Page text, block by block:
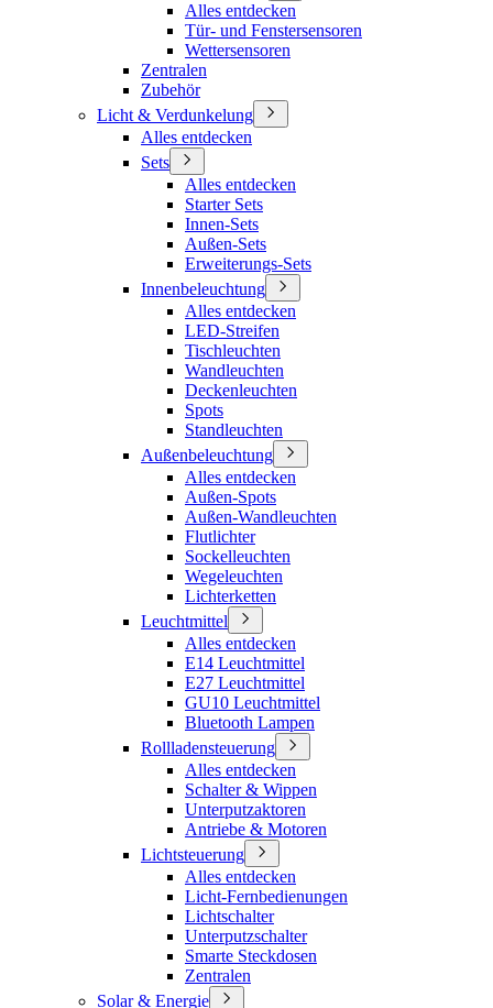
Alles entdecken
Tür- und Fenstersensoren
Wettersensoren
Zentralen
Zubehör
Licht & Verdunkelung
Alles entdecken
Sets
Alles entdecken
Starter Sets
Innen-Sets
Außen-Sets
Erweiterungs-Sets
Innenbeleuchtung
Alles entdecken
LED-Streifen
Tischleuchten
Wandleuchten
Deckenleuchten
Spots
Standleuchten
Außenbeleuchtung
Alles entdecken
Außen-Spots
Außen-Wandleuchten
Flutlichter
Sockelleuchten
Wegeleuchten
Lichterketten
Leuchtmittel
Alles entdecken
E14 Leuchtmittel
E27 Leuchtmittel
GU10 Leuchtmittel
Bluetooth Lampen
Rollladensteuerung
Alles entdecken
Schalter & Wippen
Unterputzaktoren
Antriebe & Motoren
Lichtsteuerung
Alles entdecken
Licht-Fernbedienungen
Lichtschalter
Unterputzschalter
Smarte Steckdosen
Zentralen
Solar & Energie